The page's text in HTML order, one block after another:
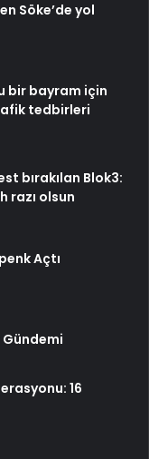
Söke’de yol
bir bayram için
tedbirleri
bırakılan Blok3:
razı olsun
Açtı
Gündemi
16